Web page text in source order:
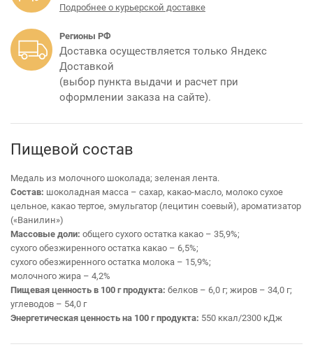
Подробнее о курьерской доставке
Регионы РФ
Доставка осуществляется только Яндекс
Доставкой
(выбор пункта выдачи и расчет при
оформлении заказа на сайте).
Пищевой состав
Медаль из молочного шоколада; зеленая лента.
Состав: шоколадная масса – сахар, какао-масло, молоко сухое
цельное, какао тертое, эмульгатор (лецитин соевый), ароматизатор
(«Ванилин»)
Массовые доли: общего сухого остатка какао – 35,9%;
сухого обезжиренного остатка какао – 6,5%;
сухого обезжиренного остатка молока – 15,9%;
молочного жира – 4,2%
Пищевая ценность в 100 г продукта: белков – 6,0 г; жиров – 34,0 г;
углеводов – 54,0 г
Энергетическая ценность на 100 г продукта: 550 ккал/2300 кДж